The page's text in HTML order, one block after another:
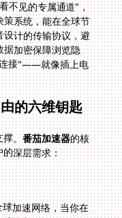
的六维钥匙
。番茄加速器的核
深层需求：
加速网络，当你在
自动接入延迟低于
拥堵（如春节晚会
。这种"活路径"策略